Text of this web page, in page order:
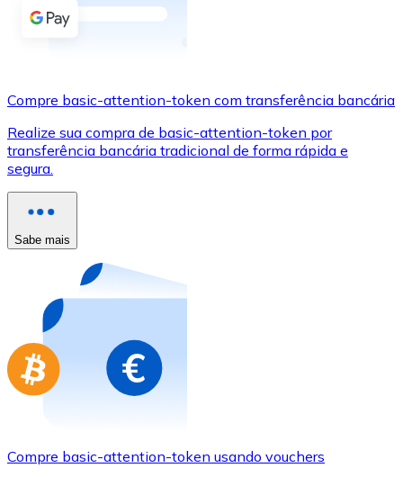
Comprar com transferência bancária
Comprar com cartão
Loja - Cartões-presente
Novo
Compre cartões-presente das suas marcas favoritas
Ir para a loja de cartões-presente
Compre basic-attention-token com transferência bancária
Realize sua compra de basic-attention-token por
transferência bancária tradicional de forma rápida e
segura.
Sabe mais
Compre basic-attention-token usando vouchers